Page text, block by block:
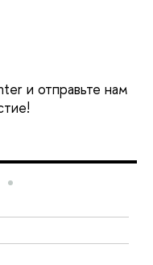
и отправьте нам